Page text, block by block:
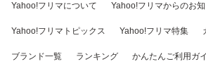
Yahoo!フリマについて Yahoo!フリマからのお
Yahoo!フリマトピックス Yahoo!フリマ特集
ブランド一覧 ランキング かんたんご利用ガ